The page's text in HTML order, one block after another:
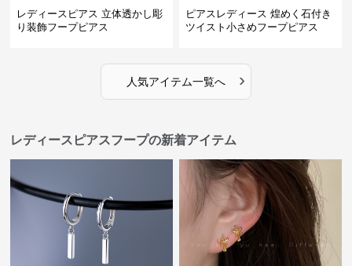
レディースピアス 立体透かし彫
り装飾フープピアス
ピアスレディース 煌めく石付き
ツイスト小さめフープピアス
人気アイテム一覧へ ›
レディースピアスフープの新着アイテム